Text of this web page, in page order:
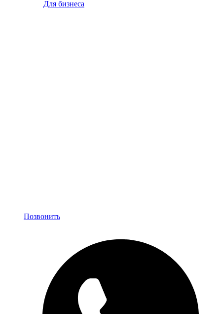
Для бизнеса
Позвонить